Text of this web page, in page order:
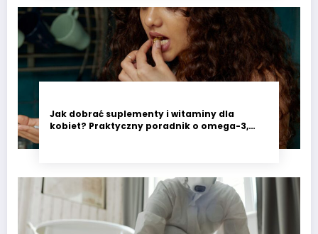
Jak dobrać suplementy i witaminy dla
kobiet? Praktyczny poradnik o omega-3,